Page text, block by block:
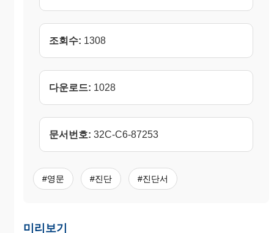
조회수: 1308
다운로드: 1028
문서번호: 32C-C6-87253
#영문 #진단 #진단서
미리보기